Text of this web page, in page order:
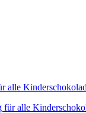
alle
für alle